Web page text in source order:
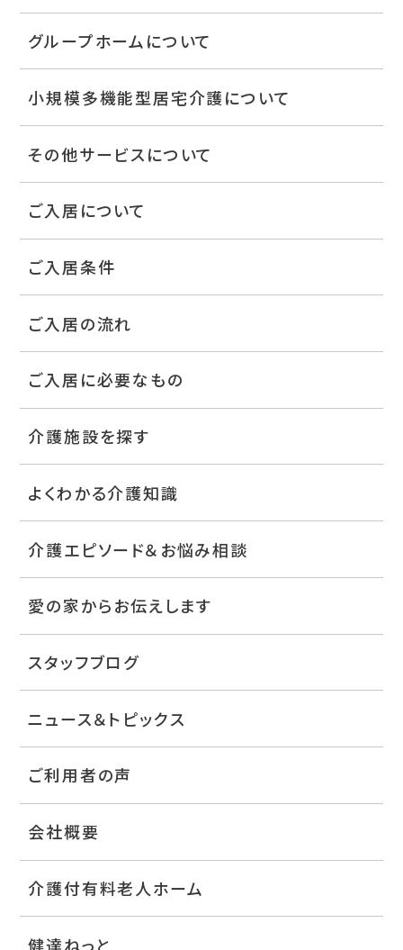
グループホームについて
小規模多機能型居宅介護について
その他サービスについて
ご入居について
ご入居条件
ご入居の流れ
ご入居に必要なもの
介護施設を探す
よくわかる介護知識
介護エピソード＆お悩み相談
愛の家からお伝えします
スタッフブログ
ニュース＆トピックス
ご利用者の声
会社概要
介護付有料老人ホーム
健達ねっと